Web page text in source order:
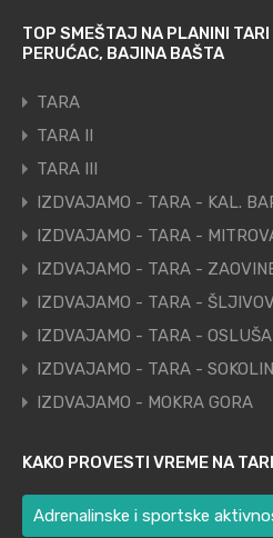
TOP SMEŠTAJ NA PLANINI
PERUĆAC, BAJINA BAŠTA
TARA
TARA II
TARA III
IZDVAJAMO - TARA - KAL.
IZDVAJAMO - TARA -
IZDVAJAMO - TARA -
IZDVAJAMO - TARA -
IZDVAJAMO - TARA - OSLUŠA
IZDVAJAMO - TARA -
IZDVAJAMO - MOKRA GORA
KAKO PROVESTI VREME NA TARI
Adrenalinske i sportske